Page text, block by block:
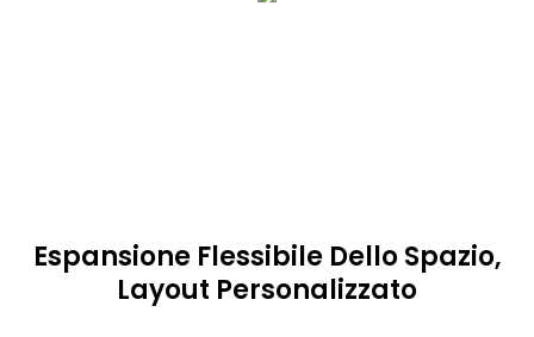
Espansione Flessibile Dello Spazio,
Layout Personalizzato